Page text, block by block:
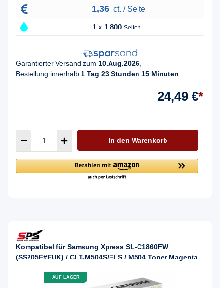
1,36 ct. / Seite
1 x 1.800 Seiten
Garantierter Versand zum 10.Aug.2026
Bestellung innerhalb 1 Tag 23 Stunden 15 Minuten
24,49 €*
In den Warenkorb
Kompatibel für Samsung Xpress SL-C1860FW
(SS205E#EUK) / CLT-M504S/ELS / M504 Toner Magenta
AUF LAGER